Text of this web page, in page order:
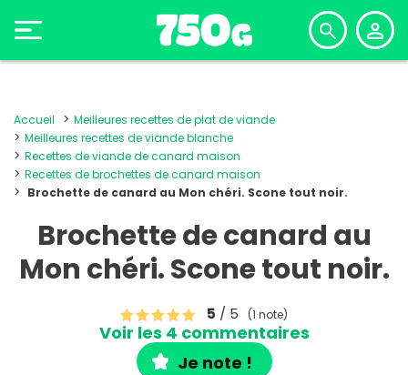
Accueil
Meilleures recettes de plat de viande
Meilleures recettes de viande blanche
Recettes de viande de canard maison
Recettes de brochettes de canard maison
Brochette de canard au Mon chéri. Scone tout noir.
Brochette de canard au
Mon chéri. Scone tout noir.
5 / 5 (1 note)
Voir les 4 commentaires
Je note !